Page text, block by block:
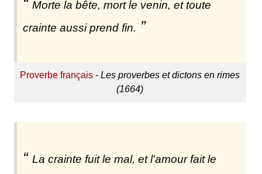
Morte la bête, mort le venin, et toute
crainte aussi prend fin.
Proverbe français -Les proverbes et dictons en rimes
(1664)
La crainte fuit le mal, et l'amour fait le